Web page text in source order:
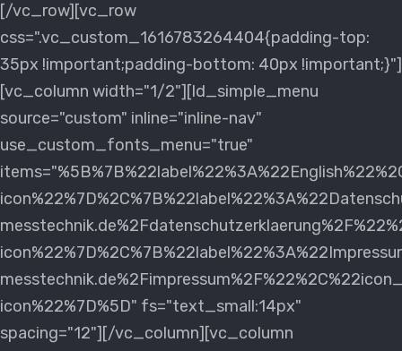
[/vc_row][vc_row
css=".vc_custom_1616783264404{padding-top:
35px !important;padding-bottom: 40px !important;}"]
[vc_column width="1/2"][ld_simple_menu
source="custom" inline="inline-nav"
use_custom_fonts_menu="true"
icon%22%7D%5D" fs="text_small:14px"
spacing="12"][/vc_column][vc_column